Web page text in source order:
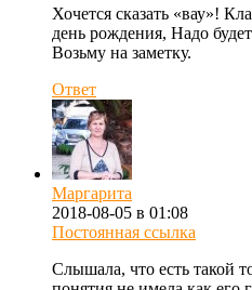
Хочется сказать «вау»!
день рождения, Надо
Возьму на заметку.
Ответ
Маргарита
2018-08-05 в 01:08
Постоянная ссылка
Слышала, что есть такой